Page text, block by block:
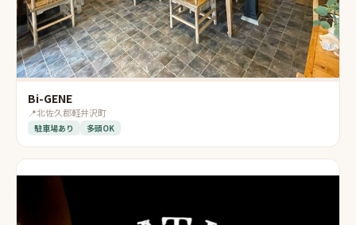
Bi-GENE
📍北佐久郡軽井沢町
駐車場あり 多頭OK